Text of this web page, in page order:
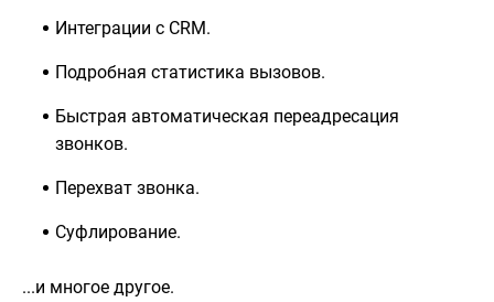
Интеграции с CRM.
Подробная статистика вызовов.
Быстрая автоматическая переадресация
звонков.
Перехват звонка.
Суфлирование.
...и многое другое.